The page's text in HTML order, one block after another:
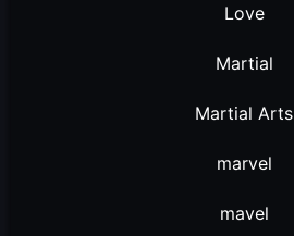
Love
Martial
Martial Arts
marvel
mavel